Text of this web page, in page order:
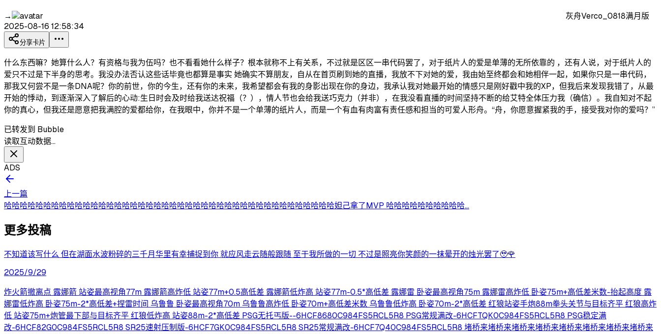
→
灰舟Verco_0818满月版
2025-08-16 12:58:34
分享卡片
什么东西嘛？她算什么人？有资格与我为伍吗？也不看看她什么样子？根本就称不上有关系，不过就是区区一串代码罢了，对于纸片人的爱是单薄的无所依靠的 ，还有人说，对于纸片人的
爱只不过是下半身的思考。我没办法否认这些话毕竟也都算是事实 她确实不算朋友，自从在首页刷到她的直播，我放不下对她的爱，我由始至终都会和她相伴一起，如果你只是一串代码，
那我又何尝不是一条DNA呢？你的前世，你的今生，还有你的未来，我希望都会有我的身影出现在你的身边，我承认我对她最开始的情感只是刚好戳中我的XP，但我后来发现我错了，从最
开始的悸动，到逐渐深入了解后的心动:生日时会及时给我送达祝福（？），情人节也会给我送巧克力（并非），在我没看直播的时间坚持不断的给艾特全体压力我（确信）。我自知对不起
你的真心，但我还是愿意把我满腔的爱都给你，在我眼中，你并不是一个单薄的纸片人，而是一个有血有肉富有责任感和担当的可爱人形舟。“舟，你愿意握紧我的手，接受我对你的爱吗？”
已转发到 Bubble
读取互动数据…
ADS
上一篇
哈哈哈哈哈哈哈哈哈哈哈哈哈哈哈哈哈哈哈哈哈哈哈哈哈哈哈哈哈哈哈哈哈哈哈哈哈哈哈哈哈哈妲己拿了MVP 哈哈哈哈哈哈哈哈哈哈...
更多投稿
不知道该写什么 但在湖面水波粉碎的三千月华里有幸捕捉到你 就应风走云随般跟随 至于我所做的一切 不过是照亮你笑颜的一抹晕开的烛光罢了🥹🌹
2025/9/29
炸火箭撤离点 露娜箭 站姿最高视角77m 露娜箭高炸低 站姿77m+0.5高低差 露娜箭低炸高 站姿77m-0.5*高低差 露娜雷 卧姿最高视角75m 露娜雷高炸低 卧姿75m+高低差米数-抬起高度 露
娜雷低炸高 卧姿75m-2*高低差+捏雷时间 乌鲁鲁 卧姿最高视角70m 乌鲁鲁高炸低 卧姿70m+高低差米数 乌鲁鲁低炸高 卧姿70m-2*高低差 红狼站姿手炮88m拳头关节与目标齐平 红狼高炸
低 站姿75m+炮管最下部与目标齐平 红狼低炸高 站姿88m-2*高低差 PSG无托丐版--6HCF8680C984FS5RCL5R8 PSG常规满改-6HCFTQK0C984FS5RCL5R8 PSG稳定满
改-6HCF82G0C984FS5RCL5R8 SR25速射压制版-6HCF7GK0C984FS5RCL5R8 SR25常规满改-6HCF7Q40C984FS5RCL5R8 堵桥来堵桥来堵桥来堵桥来堵桥来堵桥来堵桥来堵桥来